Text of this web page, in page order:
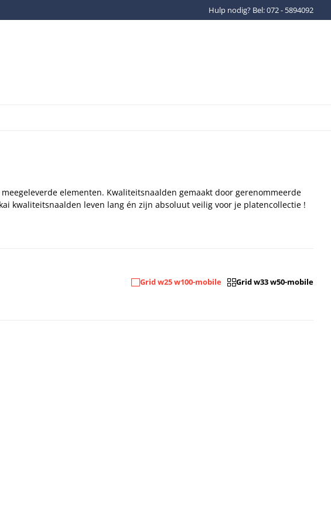
Gratis verzenden binnen
Hulp nodig? Bel: 072 - 5894092
elementen. Kwaliteitsnaalden gemaakt door gerenommeerde
kwaliteitsnaalden leven lang én zijn absoluut veilig voor je platencollectie !
Grid w25 w100-mobile
Grid w33 w50-mobile